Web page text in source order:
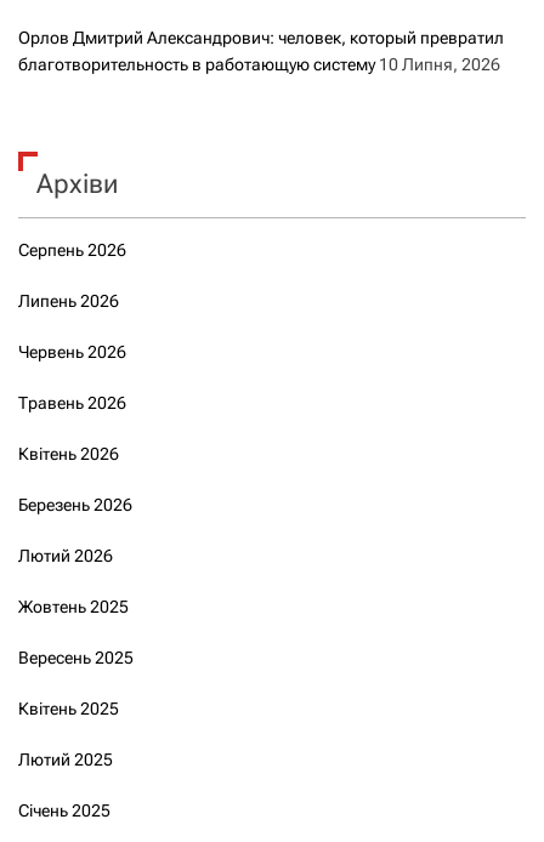
Орлов Дмитрий Александрович: человек, который превратил
благотворительность в работающую систему 10 Липня, 2026
Архіви
Серпень 2026
Липень 2026
Червень 2026
Травень 2026
Квітень 2026
Березень 2026
Лютий 2026
Жовтень 2025
Вересень 2025
Квітень 2025
Лютий 2025
Січень 2025